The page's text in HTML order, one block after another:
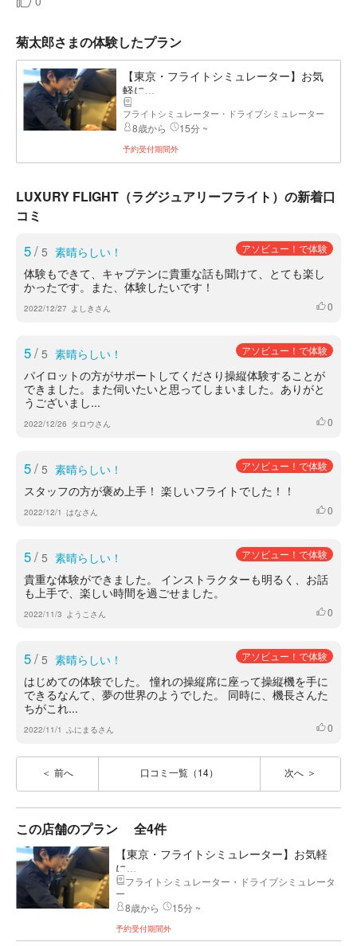
菊太郎さまの体験したプラン
【東京・フライトシミュレーター】お気
軽に...
フライトシミュレーター・ドライブシミュレーター
8歳から 15分 ~
予約受付期間外
LUXURY FLIGHT（ラグジュアリーフライト）の新着口
コミ
5/ 5 素晴らしい！ アソビュー！で体験
体験もできて、キャプテンに貴重な話も聞けて、とても楽し
かったです。また、体験したいです！
2022/12/27 よしきさん いいね
0
5/ 5 素晴らしい！ アソビュー！で体験
パイロットの方がサポートしてくださり操縦体験することが
できました。また伺いたいと思ってしまいました。ありがと
うございまし...
2022/12/26 タロウさん いいね
0
5/ 5 素晴らしい！ アソビュー！で体験
スタッフの方が褒め上手！ 楽しいフライトでした！！
2022/12/1 はなさん いいね
0
5/ 5 素晴らしい！ アソビュー！で体験
貴重な体験ができました。 インストラクターも明るく、お話
も上手で、楽しい時間を過ごせました。
2022/11/3 ようこさん いいね
0
5/ 5 素晴らしい！ アソビュー！で体験
はじめての体験でした。 憧れの操縦席に座って操縦機を手に
できるなんて、夢の世界のようでした。 同時に、機長さんた
ちがこれ...
2022/11/1 ふにまるさん いいね
0
前へ 口コミ一覧（14） 次へ
この店舗のプラン 全4件
【東京・フライトシミュレーター】お気軽
に...
フライトシミュレーター・ドライブシミュレータ
ー
8歳から
15分 ~
予約受付期間外